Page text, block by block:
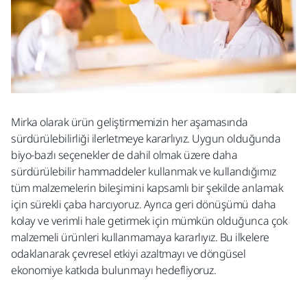
Mirka olarak ürün geliştirmemizin her aşamasında
sürdürülebilirliği ilerletmeye kararlıyız. Uygun olduğunda
biyo-bazlı seçenekler de dahil olmak üzere daha
sürdürülebilir hammaddeler kullanmak ve kullandığımız
tüm malzemelerin bileşimini kapsamlı bir şekilde anlamak
için sürekli çaba harcıyoruz. Ayrıca geri dönüşümü daha
kolay ve verimli hale getirmek için mümkün olduğunca çok
malzemeli ürünleri kullanmamaya kararlıyız. Bu ilkelere
odaklanarak çevresel etkiyi azaltmayı ve döngüsel
ekonomiye katkıda bulunmayı hedefliyoruz.